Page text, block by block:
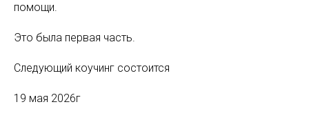
помощи.
Это была первая часть.
Следующий коучинг состоится
19 мая 2026г